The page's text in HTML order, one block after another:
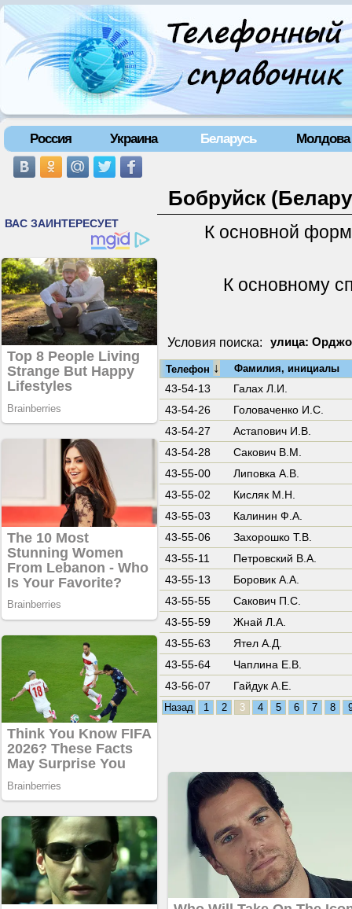
Россия Украина Беларусь Молдова
Бобруйск
К основной
К основному
Условия поиска: улица:
Телефон ↓ Фамилия, инициалы
43-54-13
Галах Л.И.
43-54-26
Головаченко И.С.
43-54-27
Астапович И.В.
43-54-28
Сакович В.М.
43-55-00
Липовка А.В.
43-55-02
Кисляк М.Н.
43-55-03
Калинин Ф.А.
43-55-06
Захорошко Т.В.
43-55-11
Петровский В.А.
43-55-13
Боровик А.А.
43-55-55
Сакович П.С.
43-55-59
Жнай Л.А.
43-55-63
Ятел А.Д.
43-55-64
Чаплина Е.В.
43-56-07
Гайдук А.Е.
Назад 1 2 3 4 5 6 7 8